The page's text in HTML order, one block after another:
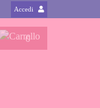
Accedi
0